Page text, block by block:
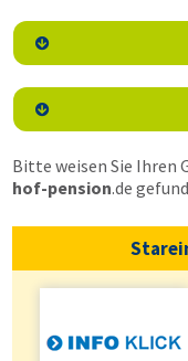


Bitte weisen Sie Ihren
hof-pension.de